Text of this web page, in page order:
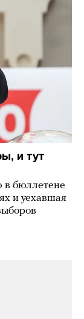
и тут
в бюллетене
и уехавшая